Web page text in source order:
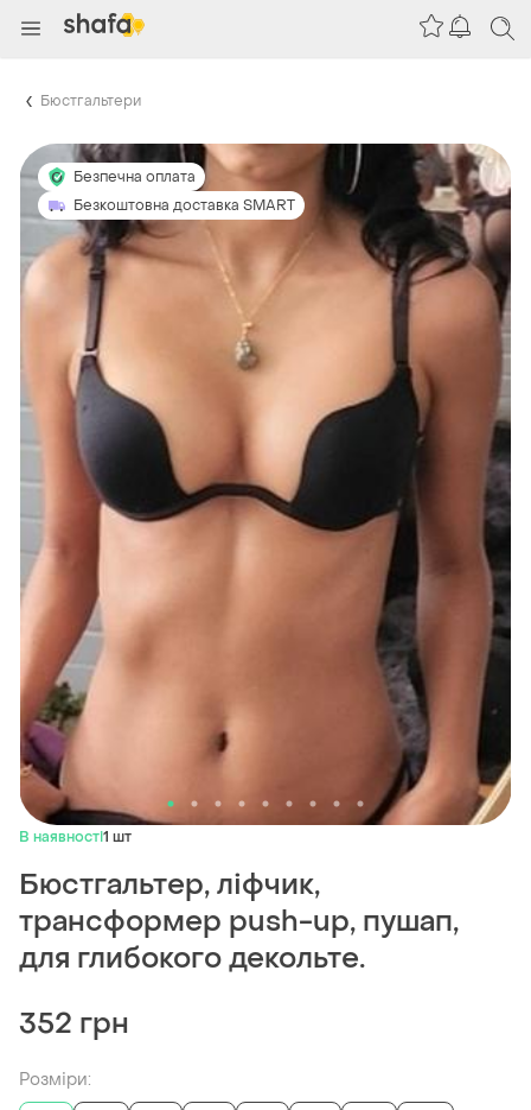
Бюстгальтери
Безпечна оплата
Безкоштовна доставка SMART
В наявності1 шт
Бюстгальтер, ліфчик,
трансформер push-up, пушап,
для глибокого декольте.
352 грн
Розміри: